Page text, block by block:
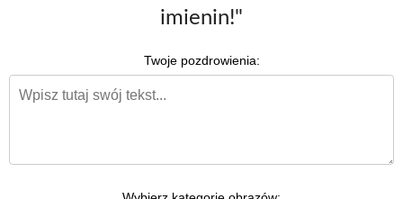
imienin!"
Twoje pozdrowienia: